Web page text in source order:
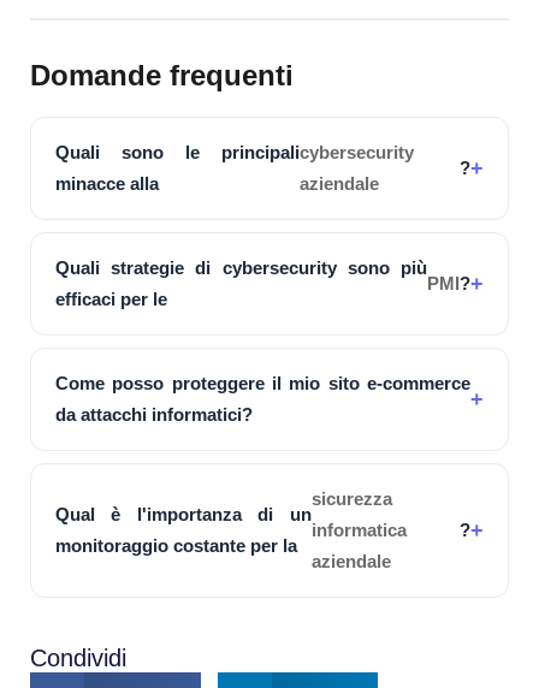
Domande frequenti
Quali sono le principali
minacce alla
cybersecurity
aziendale
?
Quali strategie di cybersecurity sono più
efficaci per le
PMI?
Come posso proteggere il mio sito e-commerce
da attacchi informatici?
Qual è l'importanza di un
monitoraggio costante per la
sicurezza
informatica
aziendale
?
Condividi